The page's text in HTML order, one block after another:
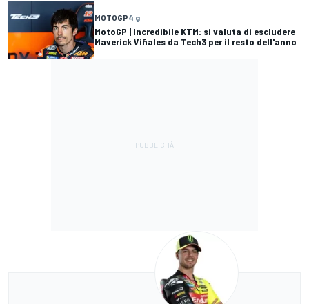
MOTOGP4 g
MotoGP | Incredibile KTM: si valuta di escludere
Maverick Viñales da Tech3 per il resto dell'anno